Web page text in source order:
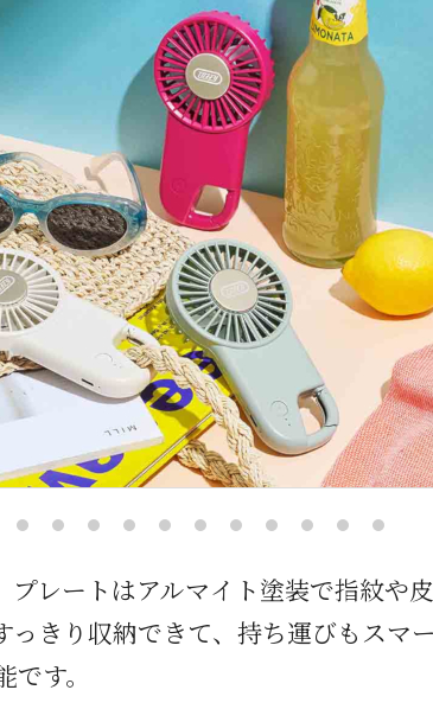
レートはアルマイト塗装で指紋や
きり収納できて、持ち運びもスマ
す。